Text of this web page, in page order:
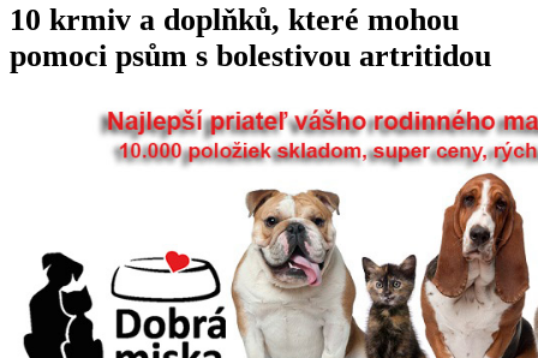
10 krmiv a doplňků, které mohou
pomoci psům s bolestivou artritidou